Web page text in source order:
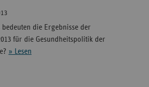
die Ergebnisse der
für die Gesundheitspolitik der
» Lesen